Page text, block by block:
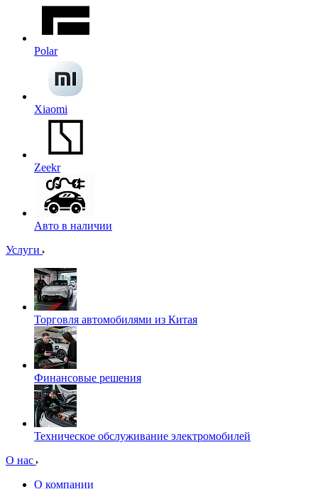
Polar
Xiaomi
Zeekr
Авто в наличии
Услуги
Торговля автомобилями из Китая
Финансовые решения
Техническое обслуживание электромобилей
О нас
О компании